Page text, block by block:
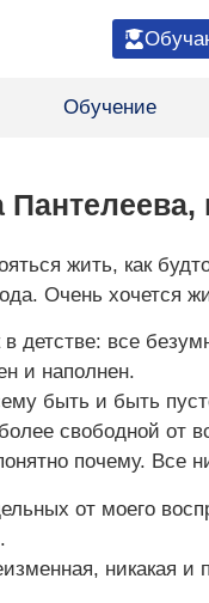
Обучение
жить, как
Очень хочется
детстве: все
и наполнен.
быть и быть
свободной от
почему. Все
от моего
никакая и